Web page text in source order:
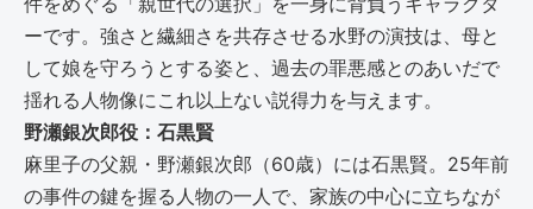
ーです。強さと繊細さを共存させる水野の演技は、母と
して娘を守ろうとする姿と、過去の罪悪感とのあいだで
揺れる人物像にこれ以上ない説得力を与えます。
野瀬銀次郎役：石黒賢
麻里子の父親・野瀬銀次郎（60歳）には石黒賢。25年前
の事件の鍵を握る人物の一人で、家族の中心に立ちなが